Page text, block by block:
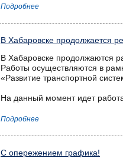
Подробнее
В Хабаровске продолжается
В Хабаровске продолжаются
Работы осуществляются в
«Развитие транспортной
На данный момент идет
Подробнее
С опережением графика!